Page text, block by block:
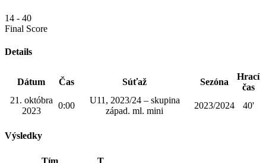
14 - 40
Final Score
Details
Dátum Čas Súťaž Sezóna
Hrací
čas
21. októbra
2023
0:00
U11, 2023/24 – skupina
západ. ml. mini
2023/2024 40'
Výsledky
Tím
T